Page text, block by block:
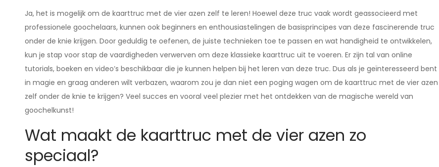
Ja, het is mogelijk om de kaarttruc met de vier azen zelf te leren! Hoewel deze truc vaak wordt geassocieerd met
professionele goochelaars, kunnen ook beginners en enthousiastelingen de basisprincipes van deze fascinerende truc
onder de knie krijgen. Door geduldig te oefenen, de juiste technieken toe te passen en wat handigheid te ontwikkelen,
kun je stap voor stap de vaardigheden verwerven om deze klassieke kaarttruc uit te voeren. Er zijn tal van online
tutorials, boeken en video’s beschikbaar die je kunnen helpen bij het leren van deze truc. Dus als je geïnteresseerd bent
in magie en graag anderen wilt verbazen, waarom zou je dan niet een poging wagen om de kaarttruc met de vier azen
zelf onder de knie te krijgen? Veel succes en vooral veel plezier met het ontdekken van de magische wereld van
goochelkunst!
Wat maakt de kaarttruc met de vier azen zo
speciaal?